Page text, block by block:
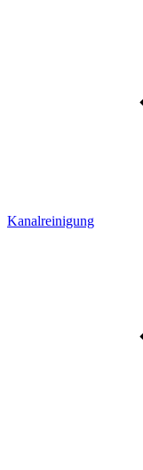
Kanalreinigung